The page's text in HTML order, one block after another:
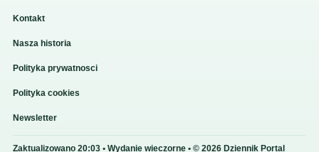
Kontakt
Nasza historia
Polityka prywatnosci
Polityka cookies
Newsletter
Zaktualizowano 20:03 • Wydanie wieczorne • © 2026 Dziennik Portal